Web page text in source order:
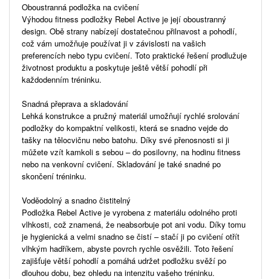
Oboustranná podložka na cvičení
Výhodou fitness podložky Rebel Active je její oboustranný
design. Obě strany nabízejí dostatečnou přilnavost a pohodlí,
což vám umožňuje používat ji v závislosti na vašich
preferencích nebo typu cvičení. Toto praktické řešení prodlužuje
životnost produktu a poskytuje ještě větší pohodlí při
každodenním tréninku.
Snadná přeprava a skladování
Lehká konstrukce a pružný materiál umožňují rychlé srolování
podložky do kompaktní velikosti, která se snadno vejde do
tašky na tělocvičnu nebo batohu. Díky své přenosnosti si ji
můžete vzít kamkoli s sebou – do posilovny, na hodinu fitness
nebo na venkovní cvičení. Skladování je také snadné po
skončení tréninku.
Voděodolný a snadno čistitelný
Podložka Rebel Active je vyrobena z materiálu odolného proti
vlhkosti, což znamená, že neabsorbuje pot ani vodu. Díky tomu
je hygienická a velmi snadno se čistí – stačí ji po cvičení otřít
vlhkým hadříkem, abyste povrch rychle osvěžili. Toto řešení
zajišťuje větší pohodlí a pomáhá udržet podložku svěží po
dlouhou dobu, bez ohledu na intenzitu vašeho tréninku.